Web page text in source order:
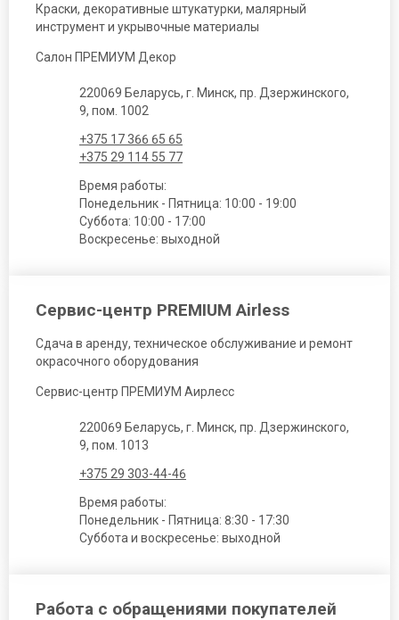
Краски, декоративные штукатурки, малярный
инструмент и укрывочные материалы
Салон ПРЕМИУМ Декор
220069 Беларусь, г. Минск, пр. Дзержинского,
9, пом. 1002
+375 17 366 65 65
+375 29 114 55 77
Время работы:
Понедельник - Пятница: 10:00 - 19:00
Суббота: 10:00 - 17:00
Воскресенье: выходной
Сервис-центр PREMIUM Airless
Сдача в аренду, техническое обслуживание и ремонт
окрасочного оборудования
Сервис-центр ПРЕМИУМ Аирлесс
220069 Беларусь, г. Минск, пр. Дзержинского,
9, пом. 1013
+375 29 303-44-46
Время работы:
Понедельник - Пятница: 8:30 - 17:30
Суббота и воскресенье: выходной
Работа с обращениями покупателей